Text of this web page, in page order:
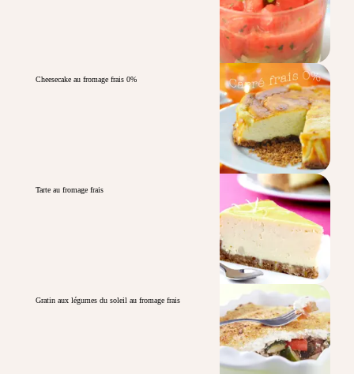
Cheesecake au fromage frais 0%
Tarte au fromage frais
Gratin aux légumes du soleil au fromage frais